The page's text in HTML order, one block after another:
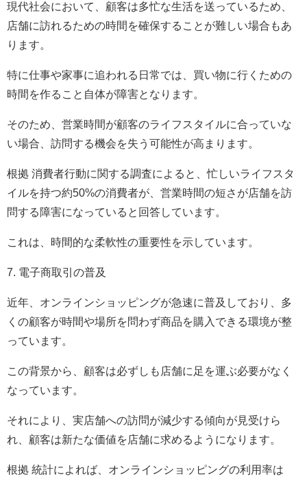
現代社会において、顧客は多忙な生活を送っているため、
店舗に訪れるための時間を確保することが難しい場合もあ
ります。
特に仕事や家事に追われる日常では、買い物に行くための
時間を作ること自体が障害となります。
そのため、営業時間が顧客のライフスタイルに合っていな
い場合、訪問する機会を失う可能性が高まります。
根拠 消費者行動に関する調査によると、忙しいライフスタ
イルを持つ約50%の消費者が、営業時間の短さが店舗を訪
問する障害になっていると回答しています。
これは、時間的な柔軟性の重要性を示しています。
7. 電子商取引の普及
近年、オンラインショッピングが急速に普及しており、多
くの顧客が時間や場所を問わず商品を購入できる環境が整
っています。
この背景から、顧客は必ずしも店舗に足を運ぶ必要がなく
なっています。
それにより、実店舗への訪問が減少する傾向が見受けら
れ、顧客は新たな価値を店舗に求めるようになります。
根拠 統計によれば、オンラインショッピングの利用率は